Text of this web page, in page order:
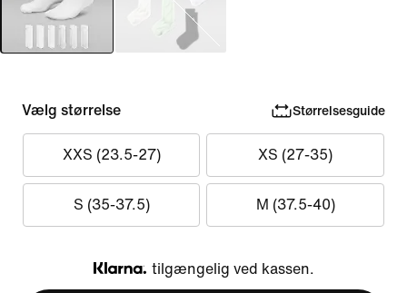
Vælg størrelse Størrelsesguide
XXS (23.5-27) XS (27-35)
S (35-37.5) M (37.5-40)
Klarna
tilgængelig ved kassen.